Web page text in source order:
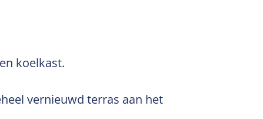
koelkast.
vernieuwd terras aan het